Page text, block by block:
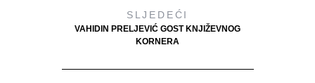
SLJEDEĆI
VAHIDIN PRELJEVIĆ GOST KNJIŽEVNOG
KORNERA